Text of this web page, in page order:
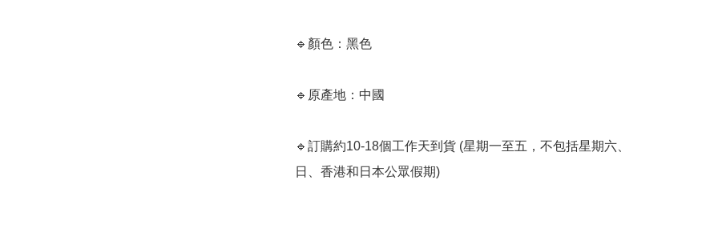
🔹顏色：黑色
🔹原產地：中國
🔹訂購約10-18個工作天到貨 (星期一至五，不包括星期六、
日、香港和日本公眾假期) ﻿